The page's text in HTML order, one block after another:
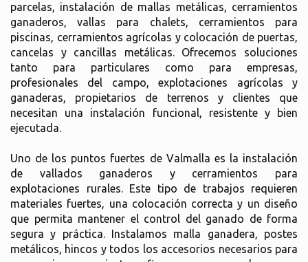
parcelas, instalación de mallas metálicas, cerramientos
ganaderos, vallas para chalets, cerramientos para
piscinas, cerramientos agrícolas y colocación de puertas,
cancelas y cancillas metálicas. Ofrecemos soluciones
tanto para particulares como para empresas,
profesionales del campo, explotaciones agrícolas y
ganaderas, propietarios de terrenos y clientes que
necesitan una instalación funcional, resistente y bien
ejecutada.
Uno de los puntos fuertes de Valmalla es la instalación
de vallados ganaderos y cerramientos para
explotaciones rurales. Este tipo de trabajos requieren
materiales fuertes, una colocación correcta y un diseño
que permita mantener el control del ganado de forma
segura y práctica. Instalamos malla ganadera, postes
metálicos, hincos y todos los accesorios necesarios para